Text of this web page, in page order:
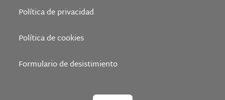
Política de privacidad
Política de cookies
Formulario de desistimiento